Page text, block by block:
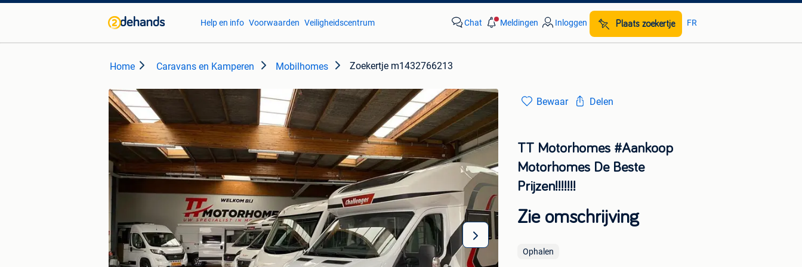
Help en info Voorwaarden Veiligheidscentrum Chat Meldingen Inloggen Plaats zoekertje FR
Home Caravans en Kamperen Mobilhomes Zoekertje m1432766213
Bewaar Delen
TT Motorhomes #Aankoop
Motorhomes De Beste
Prijzen!!!!!!!
Zie omschrijving
Ophalen